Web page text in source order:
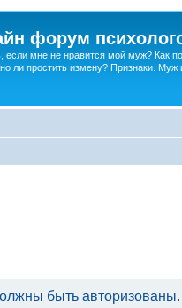
форум
если мне не нравится мой муж? Как
ли простить измену? Признаки. Муж
быть авторизованы.